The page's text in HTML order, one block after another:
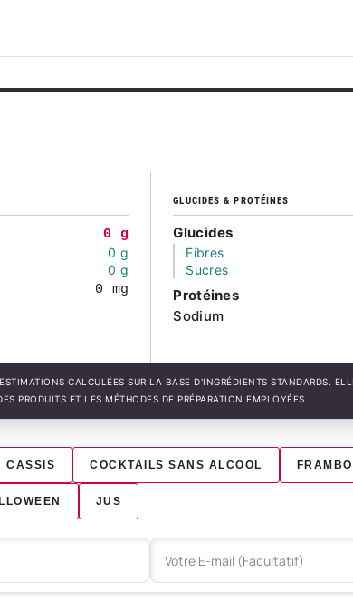
0 g
0 g
0 g
0 mg
GLUCIDES & PROTÉINES
Glucides
Fibres
Sucres
Protéines
Sodium
CALCULÉES SUR LA BASE D'INGRÉDIENTS STANDARDS.
PRODUITS ET LES MÉTHODES DE PRÉPARATION EMPLOYÉES.
CASSIS COCKTAILS SANS ALCOOL
JUS